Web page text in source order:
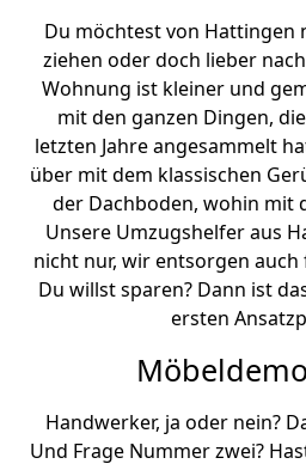
Du möchtest von Hattingen
ziehen oder doch lieber nach
Wohnung ist kleiner und
mit den ganzen Dingen,
letzten Jahre angesammelt
über mit dem klassischen
der Dachboden, wohin mit
Unsere Umzugshelfer aus
nicht nur, wir entsorgen
Du willst sparen? Dann ist
ersten
Handwerker, ja oder nein?
Und Frage Nummer zwei?